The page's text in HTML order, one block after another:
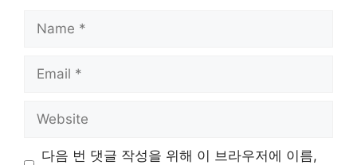
다음 번 댓글 작성을 위해 이 브라우저에 이름,